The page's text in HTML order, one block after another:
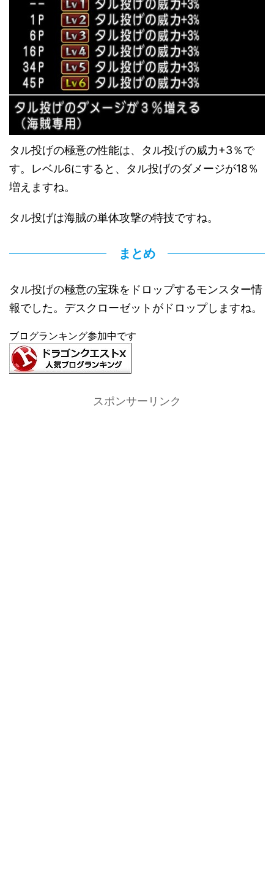
タル投げの極意の性能は、タル投げの威力+3％で
す。レベル6にすると、タル投げのダメージが18％
増えますね。
タル投げは海賊の単体攻撃の特技ですね。
まとめ
タル投げの極意の宝珠をドロップするモンスター情
報でした。デスクローゼットがドロップしますね。
ブログランキング参加中です
スポンサーリンク